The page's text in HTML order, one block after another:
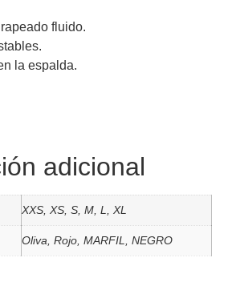
fluido.
la espalda.
adicional
XXS, XS, S, M, L, XL
Oliva, Rojo, MARFIL, NEGRO